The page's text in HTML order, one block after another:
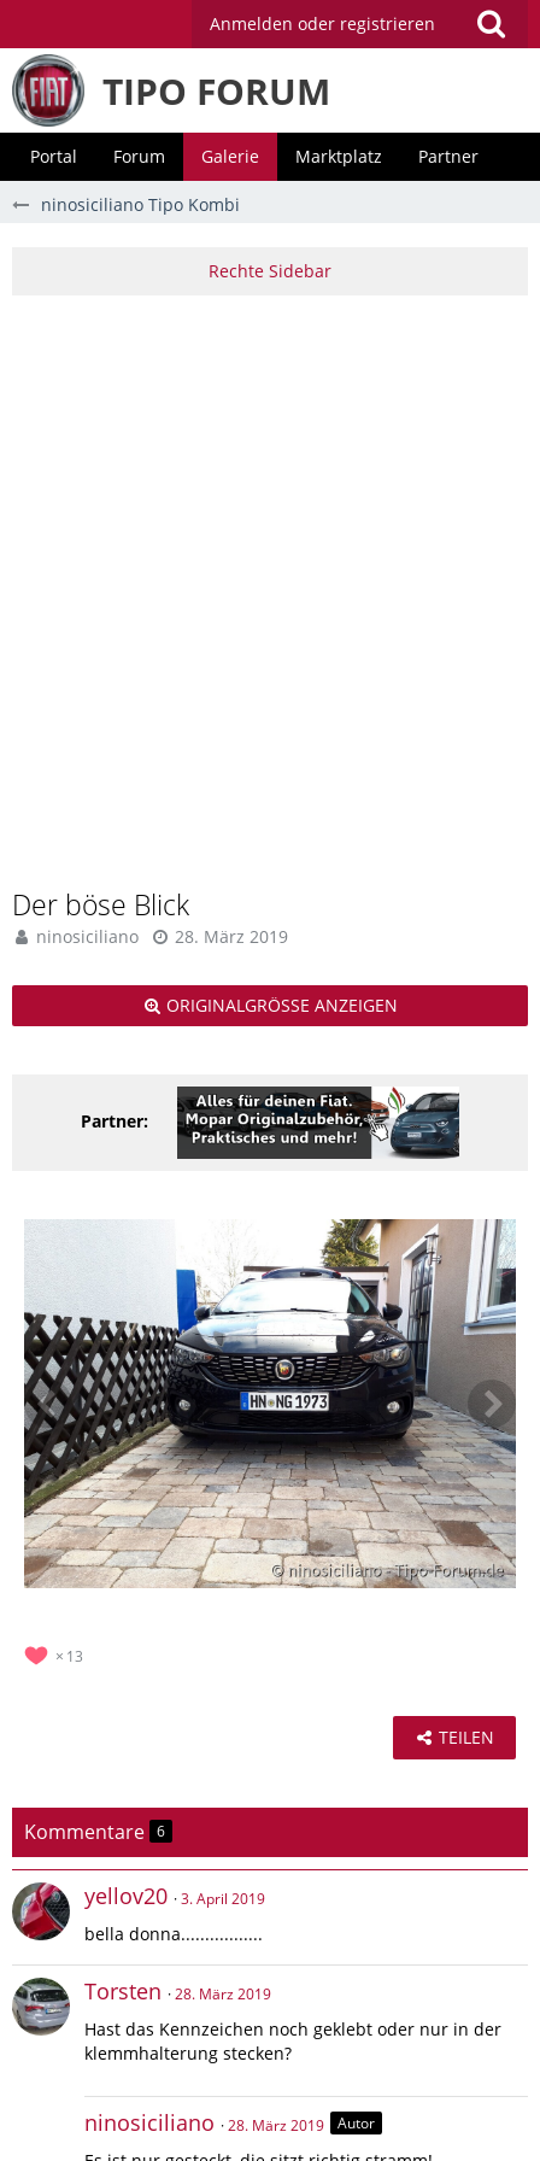
Anmelden oder registrieren
TIPO FORUM
Portal Forum Galerie Marktplatz Partner
ninosiciliano Tipo Kombi
Der böse Blick
ninosiciliano 28. März 2019
ORIGINALGRÖSSE ANZEIGEN
Partner:
13
TEILEN
Kommentare 6
yellov20 3. April 2019
bella donna.................
Torsten 28. März 2019
Hast das Kennzeichen noch geklebt oder nur in der
klemmhalterung stecken?
ninosiciliano 28. März 2019 Autor